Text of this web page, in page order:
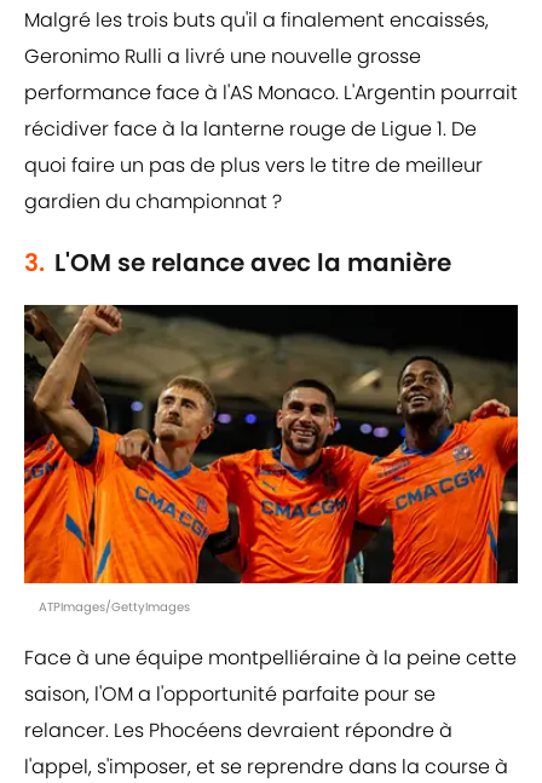
Malgré les trois buts qu'il a finalement encaissés,
Geronimo Rulli a livré une nouvelle grosse
performance face à l'AS Monaco. L'Argentin pourrait
récidiver face à la lanterne rouge de Ligue 1. De
quoi faire un pas de plus vers le titre de meilleur
gardien du championnat ?
3. L'OM se relance avec la manière
ATPImages/GettyImages
Face à une équipe montpelliéraine à la peine cette
saison, l'OM a l'opportunité parfaite pour se
relancer. Les Phocéens devraient répondre à
l'appel, s'imposer, et se reprendre dans la course à